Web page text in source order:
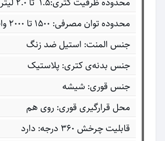
محدوده توان مصرفی: ۱۵۰۰ تا ۲۰۰۰ وات
جنس المنت: استیل ضد زنگ
جنس بدنه‌ی کتری: پلاستیک
جنس قوری: شیشه
محل قرارگیری قوری: روی هم
قابلیت چرخش ۳۶۰ درجه: دارد